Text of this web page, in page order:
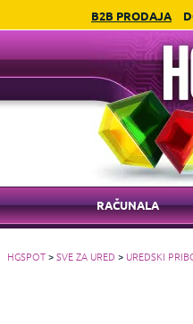
B2B PRODAJA
RAČUNALA
HGSPOT>SVE ZA URED > UREDSKI